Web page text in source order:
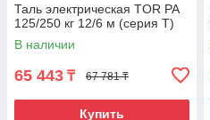
Таль электрическая TOR PA
125/250 кг 12/6 м (серия T)
В наличии
65 443 ₸ 67 781 ₸
Купить